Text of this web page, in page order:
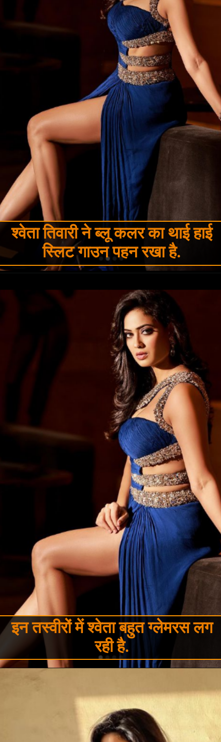
श्वेता तिवारी ने ब्लू कलर का थाई हाई
स्लिट गाउन पहन रखा है.
इन तस्वीरों में श्वेता बहुत ग्लेमरस लग
रही है.